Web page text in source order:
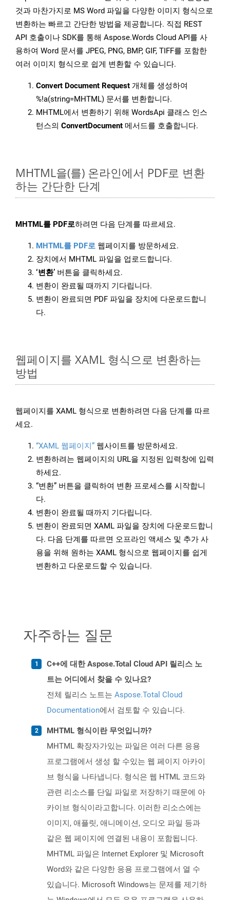
것과 마찬가지로 MS Word 파일을 다양한 이미지 형식으로
변환하는 빠르고 간단한 방법을 제공합니다. 직접 REST
API 호출이나 SDK를 통해 Aspose.Words Cloud API를 사
용하여 Word 문서를 JPEG, PNG, BMP, GIF, TIFF를 포함한
여러 이미지 형식으로 쉽게 변환할 수 있습니다.
Convert Document Request 개체를 생성하여
%!a(string=MHTML) 문서를 변환합니다.
MHTML에서 변환하기 위해 WordsApi 클래스 인스
턴스의 ConvertDocument 메서드를 호출합니다.
MHTML을(를) 온라인에서 PDF로 변환
하는 간단한 단계
MHTML를 PDF로하려면 다음 단계를 따르세요.
MHTML를 PDF로 웹페이지를 방문하세요.
장치에서 MHTML 파일을 업로드합니다.
‘변환’ 버튼을 클릭하세요.
변환이 완료될 때까지 기다립니다.
변환이 완료되면 PDF 파일을 장치에 다운로드합니
다.
웹페이지를 XAML 형식으로 변환하는
방법
웹페이지를 XAML 형식으로 변환하려면 다음 단계를 따르
세요.
“XAML 웹페이지” 웹사이트를 방문하세요.
변환하려는 웹페이지의 URL을 지정된 입력창에 입력
하세요.
“변환” 버튼을 클릭하여 변환 프로세스를 시작합니
다.
변환이 완료될 때까지 기다립니다.
변환이 완료되면 XAML 파일을 장치에 다운로드합니
다. 다음 단계를 따르면 오프라인 액세스 및 추가 사
용을 위해 원하는 XAML 형식으로 웹페이지를 쉽게
변환하고 다운로드할 수 있습니다.
자주하는 질문
C++에 대한 Aspose.Total Cloud API 릴리스 노
트는 어디에서 찾을 수 있나요?
전체 릴리스 노트는 Aspose.Total Cloud
Documentation에서 검토할 수 있습니다.
MHTML 형식이란 무엇입니까?
MHTML 확장자가있는 파일은 여러 다른 응용
프로그램에서 생성 할 수있는 웹 페이지 아카이
브 형식을 나타냅니다. 형식은 웹 HTML 코드와
관련 리소스를 단일 파일로 저장하기 때문에 아
카이브 형식이라고합니다. 이러한 리소스에는
이미지, 애플릿, 애니메이션, 오디오 파일 등과
같은 웹 페이지에 연결된 내용이 포함됩니다.
MHTML 파일은 Internet Explorer 및 Microsoft
Word와 같은 다양한 응용 프로그램에서 열 수
있습니다. Microsoft Windows는 문제를 제기하